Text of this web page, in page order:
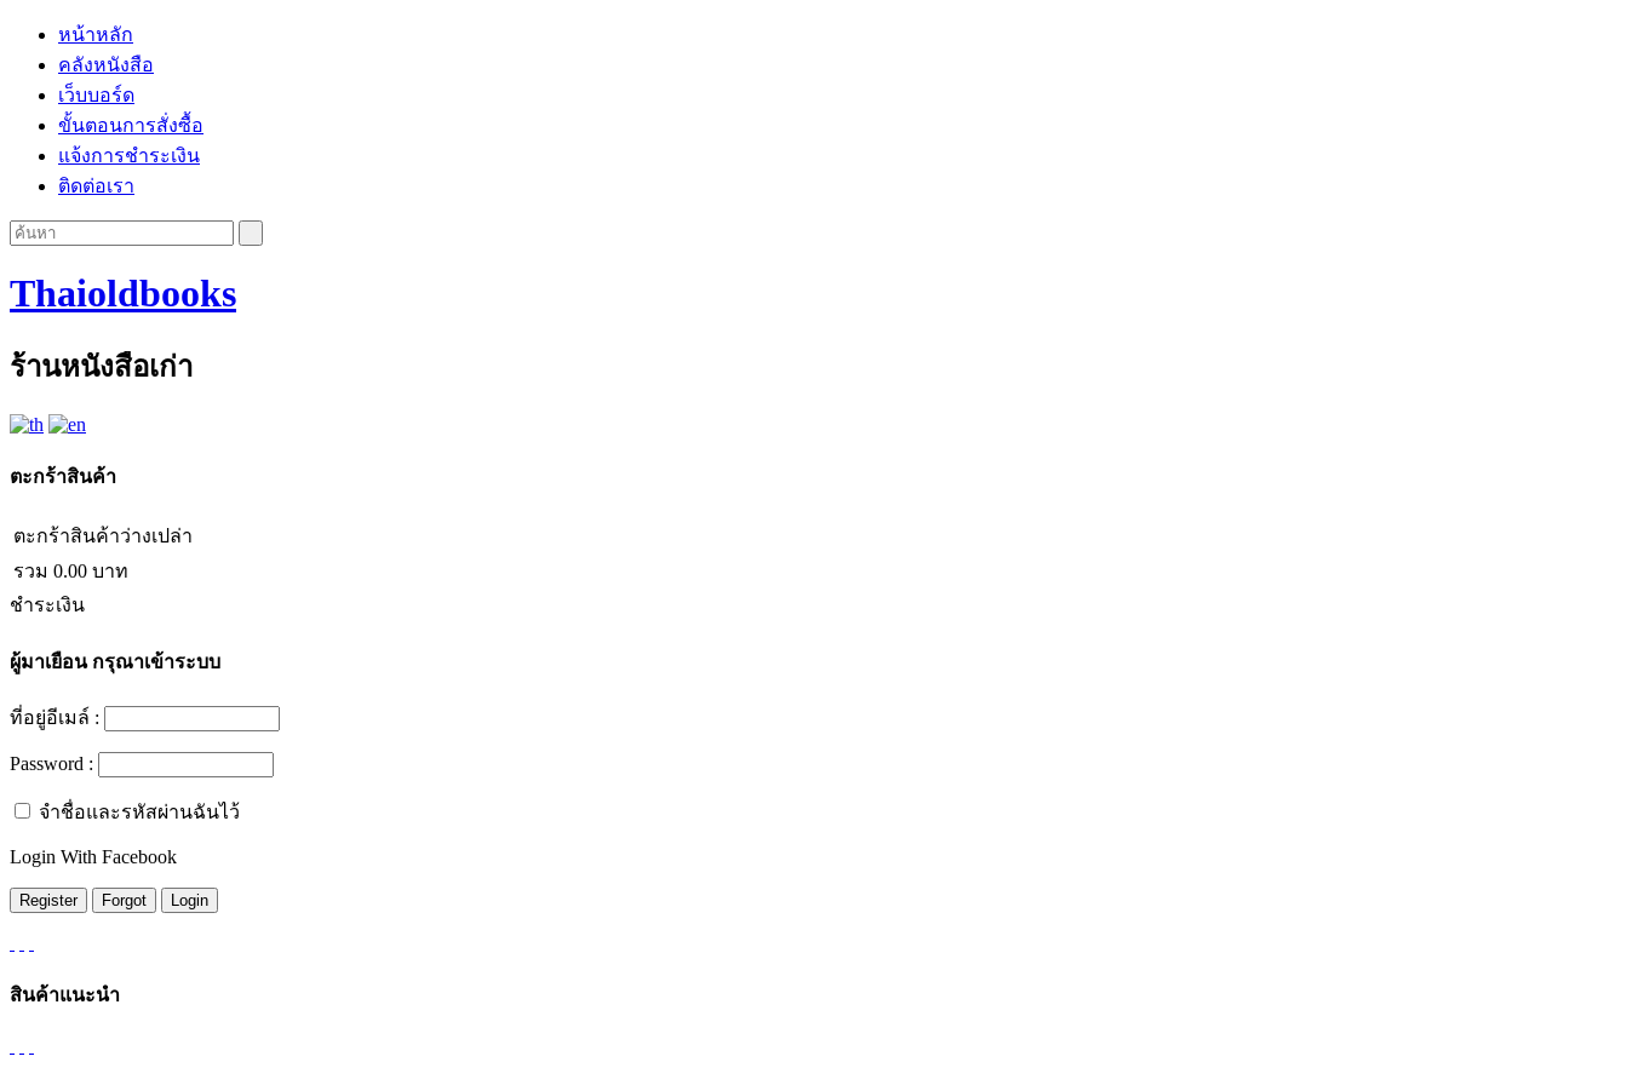
หน้าหลัก
คลังหนังสือ
เว็บบอร์ด
ขั้นตอนการสั่งซื้อ
แจ้งการชำระเงิน
ติดต่อเรา
Thaioldbooks
ร้านหนังสือเก่า
ตะกร้าสินค้า
ตะกร้าสินค้าว่างเปล่า
รวม 0.00 บาท
ชำระเงิน
ผู้มาเยือนกรุณาเข้าระบบ
ที่อยู่อีเมล์ :
Password :
จำชื่อและรหัสผ่านฉันไว้
Login With Facebook
สินค้าแนะนำ